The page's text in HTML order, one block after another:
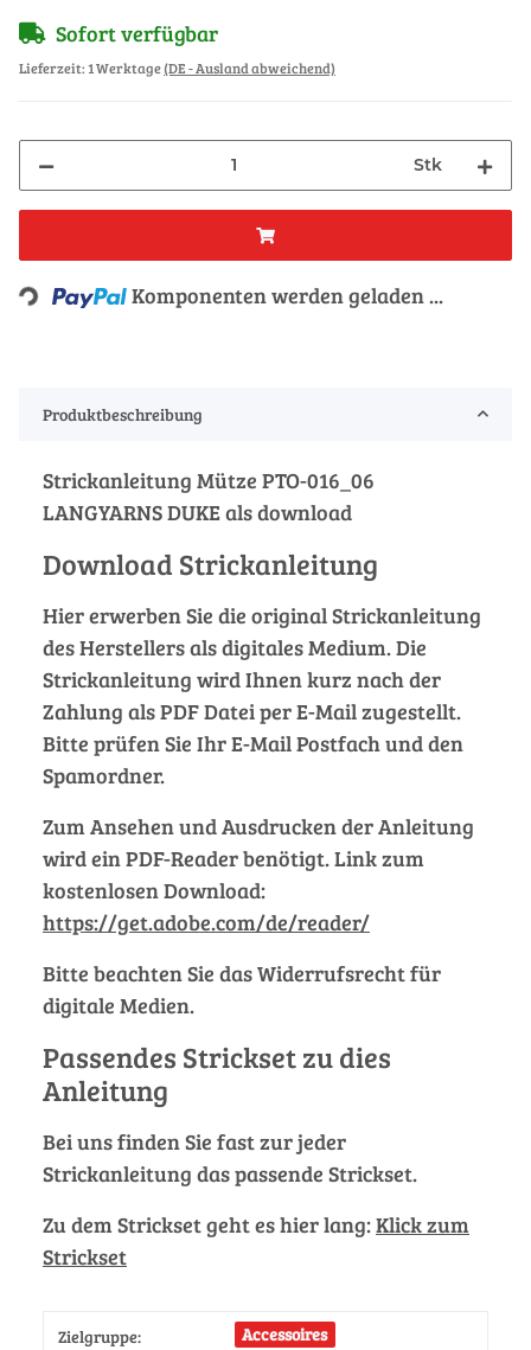
Sofort verfügbar
Lieferzeit:1 Werktage(DE - Ausland abweichend)
Stk
Loading... Komponenten werden geladen ...
Produktbeschreibung
Strickanleitung Mütze PTO-016_06
LANGYARNS DUKE als download
Download Strickanleitung
Hier erwerben Sie die original Strickanleitung
des Herstellers als digitales Medium. Die
Strickanleitung wird Ihnen kurz nach der
Zahlung als PDF Datei per E-Mail zugestellt.
Bitte prüfen Sie Ihr E-Mail Postfach und den
Spamordner.
Zum Ansehen und Ausdrucken der Anleitung
wird ein PDF-Reader benötigt. Link zum
kostenlosen Download:
https://get.adobe.com/de/reader/
Bitte beachten Sie das Widerrufsrecht für
digitale Medien.
Passendes Strickset zu dies
Anleitung
Bei uns finden Sie fast zur jeder
Strickanleitung das passende Strickset.
Zu dem Strickset geht es hier lang:Klick zum
Strickset
Zielgruppe: Accessoires